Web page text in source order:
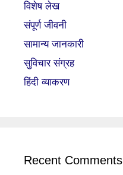
विशेष लेख
संपूर्ण जीवनी
सामान्य जानकारी
सुविचार संग्रह
हिंदी व्याकरण
Recent Comments